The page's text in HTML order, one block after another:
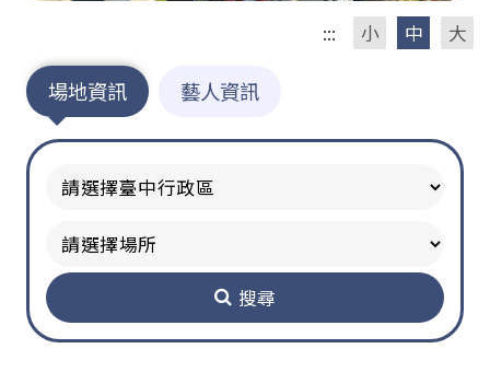
::: 小 中 大
場地資訊 藝人資訊
搜尋